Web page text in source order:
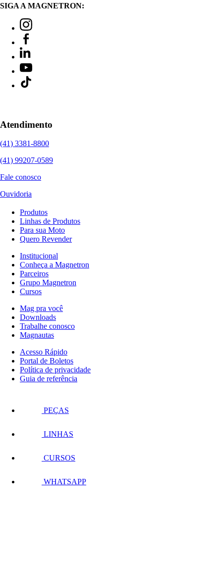
SIGA A MAGNETRON:
Atendimento
(41) 3381-8800
(41) 99207-0589
Fale conosco
Ouvidoria
Produtos
Linhas de Produtos
Para sua Moto
Quero Revender
Institucional
Conheça a Magnetron
Parceiros
Grupo Magnetron
Cursos
Mag pra você
Downloads
Trabalhe conosco
Magnautas
Acesso Rápido
Portal de Boletos
Política de privacidade
Guia de referência
PEÇAS
LINHAS
CURSOS
WHATSAPP